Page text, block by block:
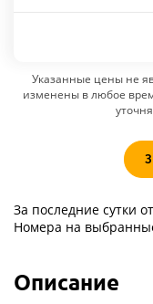
Указанные цены не
изменены в любое
За последние сутки
Номера на
Описание